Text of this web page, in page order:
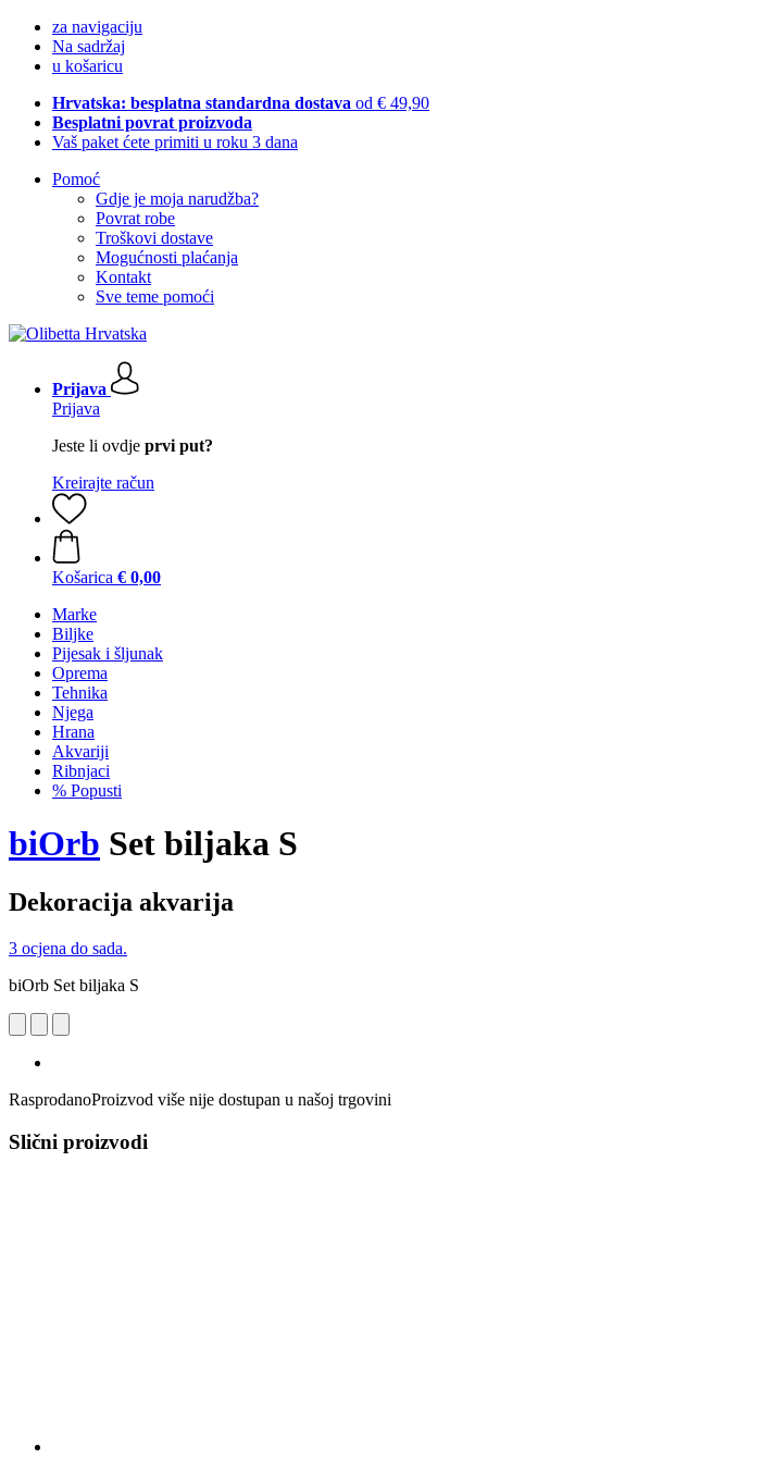
za navigaciju
Na sadržaj
u košaricu
Hrvatska: besplatna standardna dostava od € 49,90
Besplatni povrat proizvoda
Vaš paket ćete primiti u roku 3 dana
Pomoć
Gdje je moja narudžba?
Povrat robe
Troškovi dostave
Mogućnosti plaćanja
Kontakt
Sve teme pomoći
Prijava
Prijava
Jeste li ovdje prvi put?
Kreirajte račun
Košarica € 0,00
Marke
Biljke
Pijesak i šljunak
Oprema
Tehnika
Njega
Hrana
Akvariji
Ribnjaci
% Popusti
biOrb Set biljaka S
Dekoracija akvarija
3 ocjena do sada.
biOrb Set biljaka S
RasprodanoProizvod više nije dostupan u našoj trgovini
Slični proizvodi